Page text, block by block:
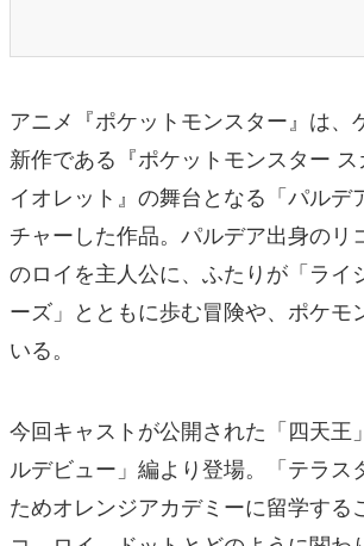
アニメ『ポケットモンスター』は、
新作である『ポケットモンスター
イオレット』の舞台となる「パルデ
チャーした作品。パルデア出身のリ
のロイを主人公に、ふたりが「ライ
ーズ」とともに歩む冒険や、ポケモ
いる。
今回キャストが公開された「四天王
ルデビュー」編より登場。「テラス
ためオレンジアカデミーに留学する